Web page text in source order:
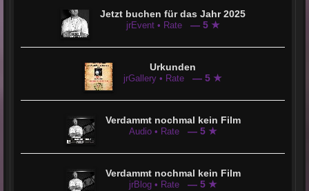
Jetzt buchen für das Jahr 2025
jrEvent • Rate — 5 ★
Urkunden
jrGallery • Rate — 5 ★
Verdammt nochmal kein Film
Audio • Rate — 5 ★
Verdammt nochmal kein Film
jrBlog • Rate — 5 ★